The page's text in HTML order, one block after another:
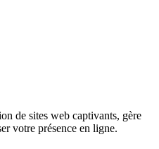
de sites web captivants, gère
votre présence en ligne.